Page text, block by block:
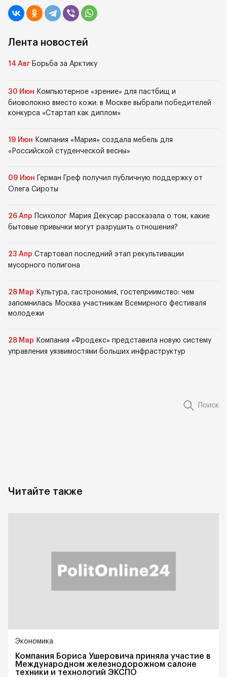
Лента новостей
14 Авг Борьба за Арктику
30 Июн Компьютерное «зрение» для пастбищ и
биоволокно вместо кожи: в Москве выбрали победителей
конкурса «Стартап как диплом»
19 Июн Компания «Мария» создала мебель для
«Российской студенческой весны»
09 Июн
Герман Греф получил публичную поддержку от
Олега Сироты
26 Апр
Психолог Мария Декусар рассказала о том, какие
бытовые привычки могут разрушить отношения?
23 Апр Стартовал последний этап рекультивации
мусорного полигона
28 Мар Культура, гастрономия, гостеприимство: чем
запомнилась Москва участникам Всемирного фестиваля
молодежи
28 Мар Компания «Фродекс» представила новую систему
управления уязвимостями больших инфраструктур
Поиск
Читайте также
Экономика
Компания Бориса Ушеровича приняла участие в
Международном железнодорожном салоне
техники и технологий ЭКСПО